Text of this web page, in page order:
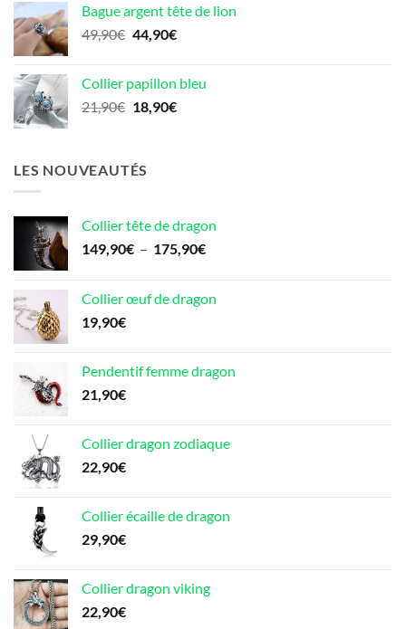
était :
19,90€.
est :
17,90€.
Bague argent tête de lion
49,90€ Le
était :
49,90€.
44,90€Le
est :
44,90€.
Collier papillon bleu
21,90€ Le
était :
21,90€.
18,90€Le
LES NOUVEAUTÉS
Collier tête de dragon
149,90€ – 175,90€Plage
149,90€
Collier œuf de dragon
19,90€
Pendentif femme dragon
21,90€
Collier dragon zodiaque
22,90€
Collier écaille de dragon
29,90€
Collier dragon viking
22,90€